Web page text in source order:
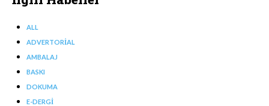
ALL
ADVERTORIAL
AMBALAJ
BASKI
DOKUMA
E-DERGI